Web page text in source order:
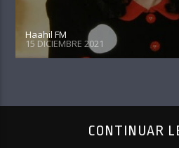
Haahil FM
15 DICIEMBRE 2021
CONTINUAR